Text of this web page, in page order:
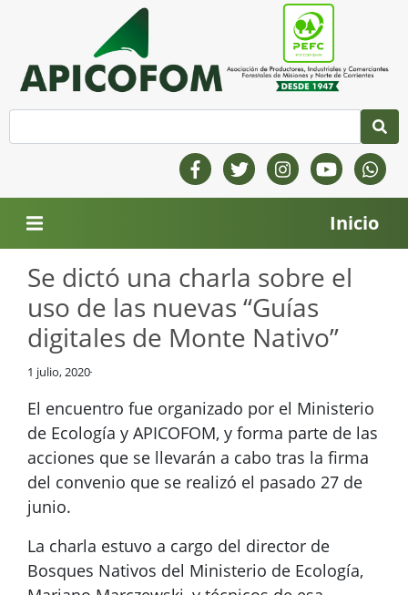
Inicio
Se dictó una charla sobre el
uso de las nuevas “Guías
digitales de Monte Nativo”
1 julio, 2020
El encuentro fue organizado por el Ministerio
de Ecología y APICOFOM, y forma parte de las
acciones que se llevarán a cabo tras la firma
del convenio que se realizó el pasado 27 de
junio.
La charla estuvo a cargo del director de
Bosques Nativos del Ministerio de Ecología,